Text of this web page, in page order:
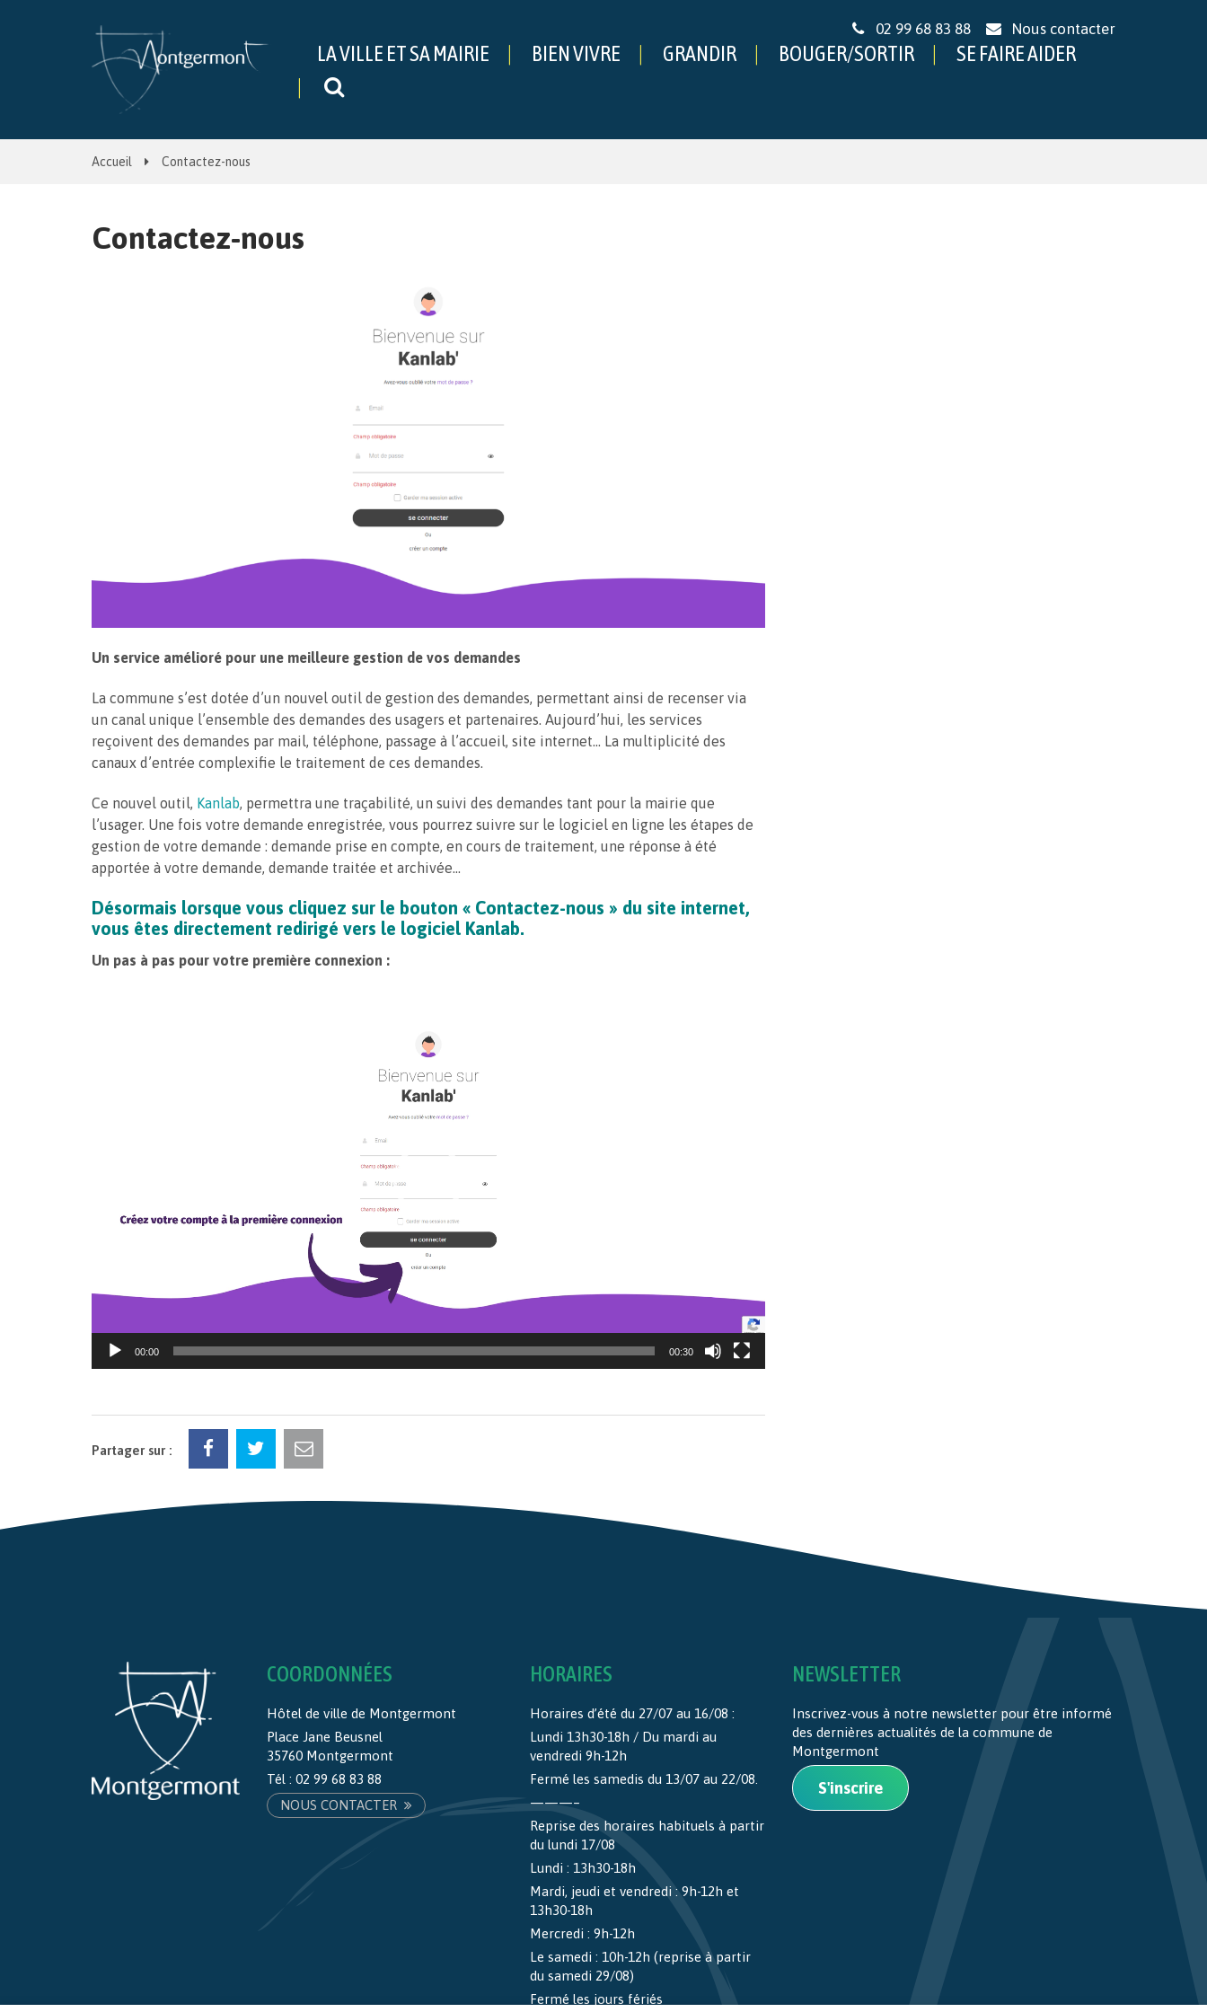
02 99 68 83 88 Nous contacter
LA VILLE ET SA MAIRIE BIEN VIVRE GRANDIR BOUGER/SORTIR
SE FAIRE AIDER
Accueil Contactez-nous
Contactez-nous
Un service amélioré pour une meilleure gestion de vos demandes
La commune s’est dotée d’un nouvel outil de gestion des demandes, permettant ainsi de recenser via
un canal unique l’ensemble des demandes des usagers et partenaires. Aujourd’hui, les services
reçoivent des demandes par mail, téléphone, passage à l’accueil, site internet… La multiplicité des
canaux d’entrée complexifie le traitement de ces demandes.
Ce nouvel outil, Kanlab, permettra une traçabilité, un suivi des demandes tant pour la mairie que
l’usager. Une fois votre demande enregistrée, vous pourrez suivre sur le logiciel en ligne les étapes de
gestion de votre demande : demande prise en compte, en cours de traitement, une réponse à été
apportée à votre demande, demande traitée et archivée…
Désormais lorsque vous cliquez sur le bouton « Contactez-nous » du site internet,
vous êtes directement redirigé vers le logiciel Kanlab.
Un pas à pas pour votre première connexion :
00:00 00:30
Partager sur :
COORDONNÉES
Hôtel de ville de Montgermont
Place Jane Beusnel
35760 Montgermont
Tél : 02 99 68 83 88
NOUS CONTACTER
HORAIRES
Horaires d’été du 27/07 au 16/08 :
Lundi 13h30-18h / Du mardi au
vendredi 9h-12h
Fermé les samedis du 13/07 au 22/08.
———–
Reprise des horaires habituels à partir
du lundi 17/08
Lundi : 13h30-18h
Mardi, jeudi et vendredi : 9h-12h et
13h30-18h
Mercredi : 9h-12h
Le samedi : 10h-12h (reprise à partir
du samedi 29/08)
Fermé les jours fériés
NEWSLETTER
Inscrivez-vous à notre newsletter pour être informé
des dernières actualités de la commune de
Montgermont
S'inscrire